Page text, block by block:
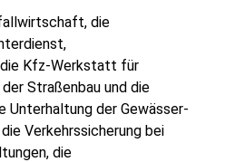
die
die Kfz-Werkstatt für
Straßenbau und die
Unterhaltung der Gewässer-
Verkehrssicherung bei
die